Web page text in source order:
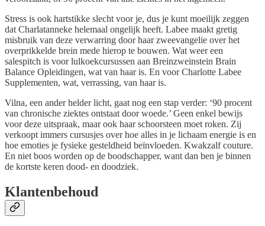
Stress is ook hartstikke slecht voor je, dus je kunt moeilijk zeggen
dat Charlatanneke helemaal ongelijk heeft. Labee maakt gretig
misbruik van deze verwarring door haar zweevangelie over het
overprikkelde brein mede hierop te bouwen. Wat weer een
salespitch is voor lulkoekcursussen aan Breinzweinstein Brain
Balance Opleidingen, wat van haar is. En voor Charlotte Labee
Supplementen, wat, verrassing, van haar is.
Vilna, een ander helder licht, gaat nog een stap verder: ‘90 procent
van chronische ziektes ontstaat door woede.’ Geen enkel bewijs
voor deze uitspraak, maar ook haar schoorsteen moet roken. Zij
verkoopt immers cursusjes over hoe alles in je lichaam energie is en
hoe emoties je fysieke gesteldheid beïnvloeden. Kwakzalf couture.
En niet boos worden op de boodschapper, want dan ben je binnen
de kortste keren dood- en doodziek.
Klantenbehoud